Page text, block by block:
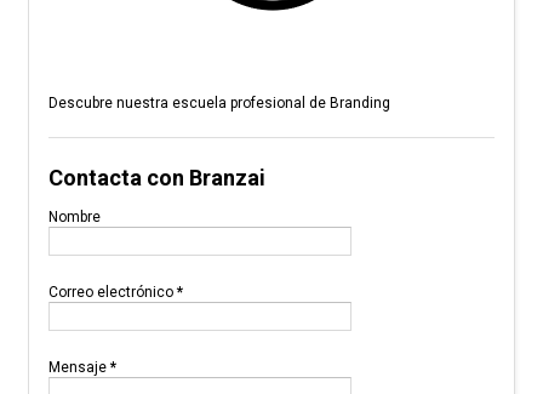
Descubre nuestra escuela profesional de Branding
Contacta con Branzai
Nombre
Correo electrónico *
Mensaje *